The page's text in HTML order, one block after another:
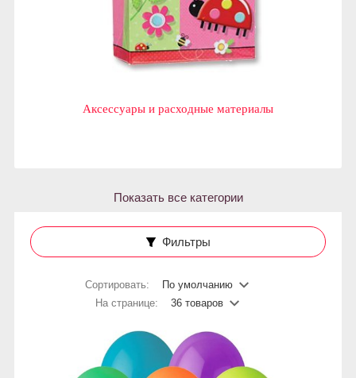
Аксессуары и расходные материалы
Показать все категории
Фильтры
Сортировать:
По умолчанию
На странице:
36 товаров